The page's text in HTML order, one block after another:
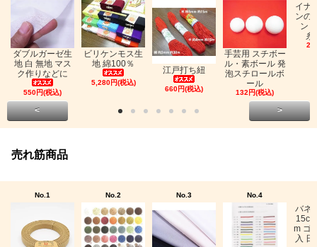
ダブルガーゼ生
地 白 無地 マス
ク作りなどに
550円(税込)
ビリケンモス生
地 綿100％
5,280円(税込)
江戸打ち紐
660円(税込)
手芸用 スチボー
ル・素ボール 発
泡スチロールボ
ール
132円(税込)
イナ
ンの
ン
糸
< >
売れ筋商品
No.1 No.2 No.3 No.4
バネ
m ゴ
入